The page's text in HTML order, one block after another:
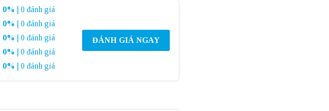
0%
| 0 đánh giá
0%
| 0 đánh giá
0%
| 0 đánh giá
0%
| 0 đánh giá
0% | 0 đánh giá
ĐÁNH GIÁ NGAY